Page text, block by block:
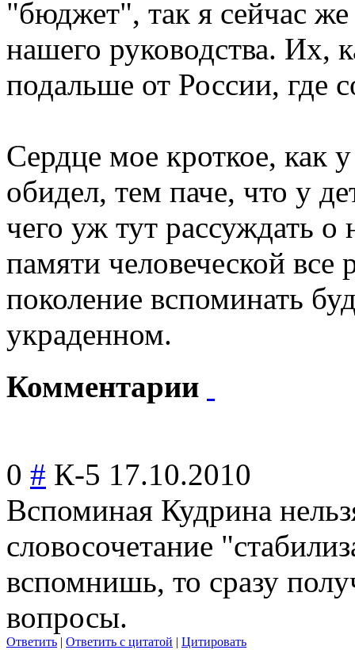
"бюджет", так я сейчас
нашего руководства. Их,
подальше от России, где
Сердце мое кроткое, как
обидел, тем паче, что у
чего уж тут рассуждать
памяти человеческой
поколение вспоминать
украденном.
Комментарии
0 # К-5 17.10.2010
Вспоминая Кудрина
словосочетание
вспомнишь, то сразу
вопросы.
Ответить | Ответить с цитатой | Цитировать